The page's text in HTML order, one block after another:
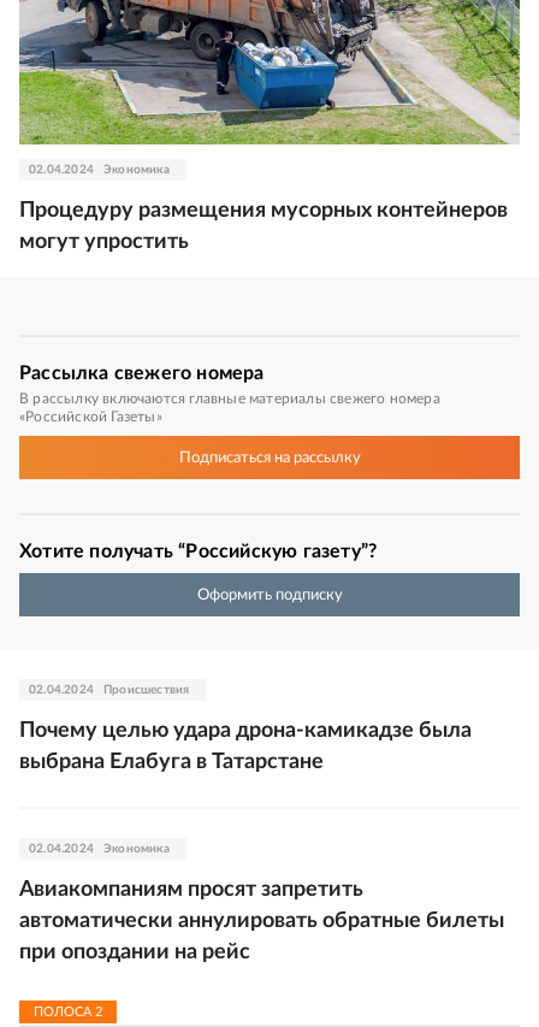
02.04.2024 Экономика
Процедуру размещения мусорных контейнеров
могут упростить
Рассылка свежего номера
В рассылку включаются главные материалы свежего номера
«Российской Газеты»
Подписатьсяна рассылку
Хотите получать “Российскую газету”?
Оформить подписку
02.04.2024 Происшествия
Почему целью удара дрона-камикадзе была
выбрана Елабуга в Татарстане
02.04.2024 Экономика
Авиакомпаниям просят запретить
автоматически аннулировать обратные билеты
при опоздании на рейс
ПОЛОСА2